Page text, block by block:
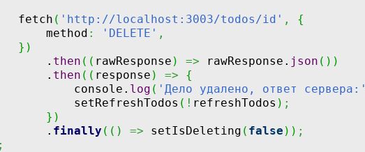
( 'http://localhost:3003/todos/id' ,
{
: 'DELETE' ,
} )
then ( ( rawResponse ) => rawResponse. json ( ) )
then ( ( response ) =>
{
log ( 'Дело удалено, ответ сервера:'
( ! refreshTodos ) ;
} )
finally ( ( ) => setIsDeleting ( false ) ) ;
;